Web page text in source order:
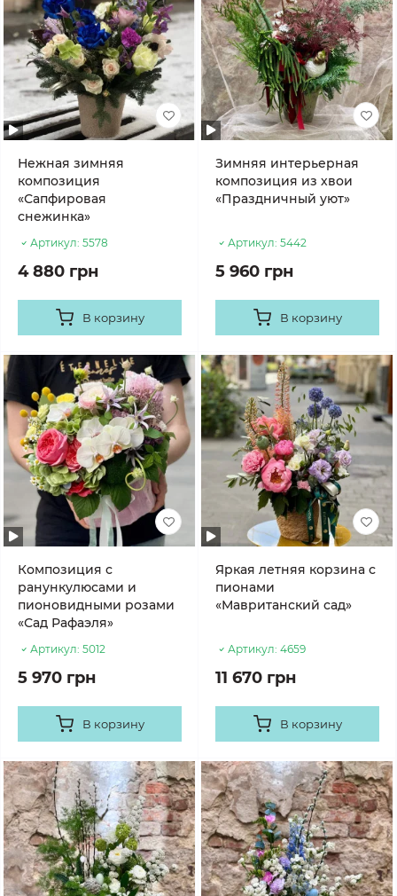
Нежная зимняя
композиция
«Сапфировая
снежинка»
Артикул: 5578
4 880 грн
В корзину
Зимняя интерьерная
композиция из хвои
«Праздничный уют»
Артикул: 5442
5 960 грн
В корзину
Композиция с
ранункулюсами и
пионовидными розами
«Сад Рафаэля»
Артикул: 5012
5 970 грн
В корзину
Яркая летняя корзина с
пионами
«Мавританский сад»
Артикул: 4659
11 670 грн
В корзину